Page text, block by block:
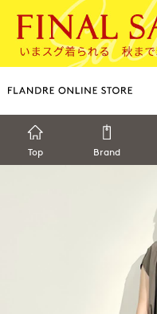
Top Brand